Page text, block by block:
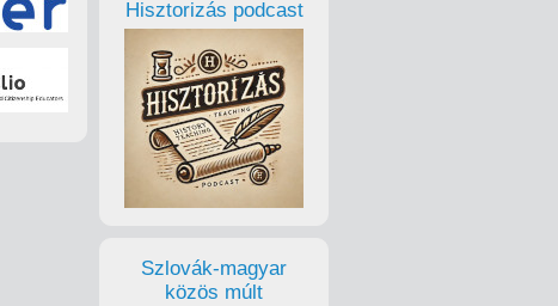
Hisztorizás podcast
Szlovák-magyar
közös múlt